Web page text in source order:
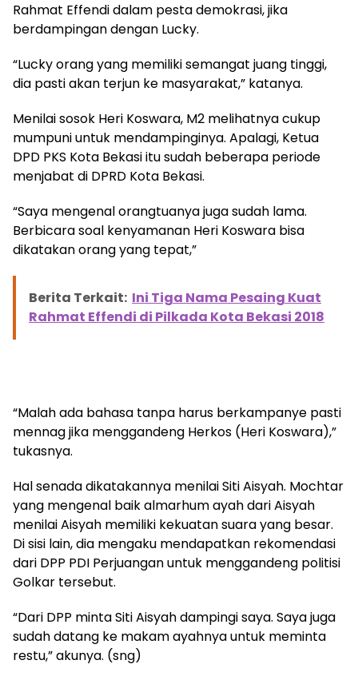
Berita Terkait: Usai Salat Istikharah, Sholihin
Dapat Inspirasi Sebutan Gus Shol
Rahmat Effendi dalam pesta demokrasi, jika
berdampingan dengan Lucky.
“Lucky orang yang memiliki semangat juang tinggi,
dia pasti akan terjun ke masyarakat,” katanya.
Menilai sosok Heri Koswara, M2 melihatnya cukup
mumpuni untuk mendampinginya. Apalagi, Ketua
DPD PKS Kota Bekasi itu sudah beberapa periode
menjabat di DPRD Kota Bekasi.
“Saya mengenal orangtuanya juga sudah lama.
Berbicara soal kenyamanan Heri Koswara bisa
dikatakan orang yang tepat,”
Berita Terkait: Ini Tiga Nama Pesaing Kuat
Rahmat Effendi di Pilkada Kota Bekasi 2018
“Malah ada bahasa tanpa harus berkampanye pasti
mennag jika menggandeng Herkos (Heri Koswara),”
tukasnya.
Hal senada dikatakannya menilai Siti Aisyah. Mochtar
yang mengenal baik almarhum ayah dari Aisyah
menilai Aisyah memiliki kekuatan suara yang besar.
Di sisi lain, dia mengaku mendapatkan rekomendasi
dari DPP PDI Perjuangan untuk menggandeng politisi
Golkar tersebut.
“Dari DPP minta Siti Aisyah dampingi saya. Saya juga
sudah datang ke makam ayahnya untuk meminta
restu,” akunya. (sng)